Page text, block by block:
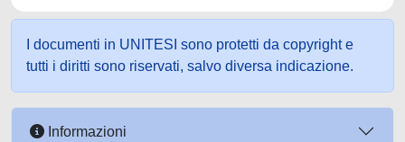
I documenti in UNITESI sono protetti da copyright e
tutti i diritti sono riservati, salvo diversa indicazione.
Informazioni